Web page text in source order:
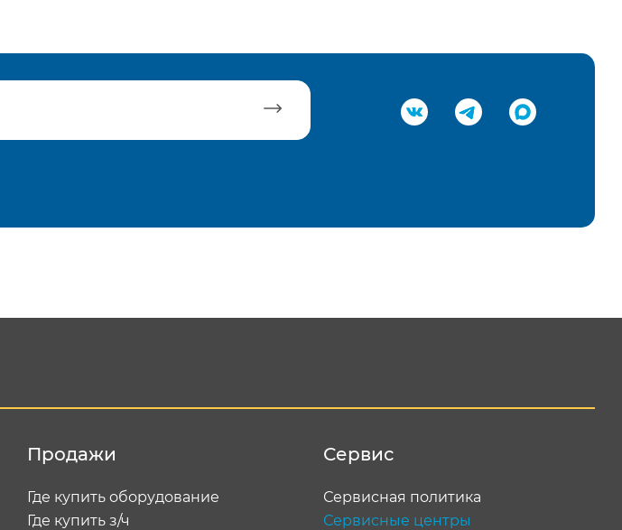
Продажи
Где купить оборудование
Где купить з/ч
Сервис
Сервисная политика
Сервисные центры